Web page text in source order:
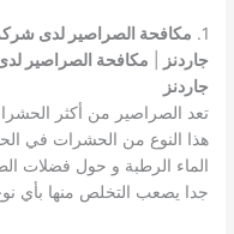
1.
مكافحة الصراصير لدى
جاردنز
مكافحة الصراصير
جاردنز
تعد الصراصير من أكثر
هذا النوع من الحشرات في
الماء الرطبة و حول فضلات
جدا يصعب التخلص منها بأي